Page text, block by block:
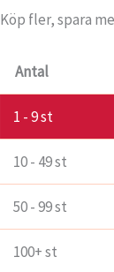
Köp fler, spara
Antal
1 - 9st
10 - 49 st
50 - 99 st
100+ st